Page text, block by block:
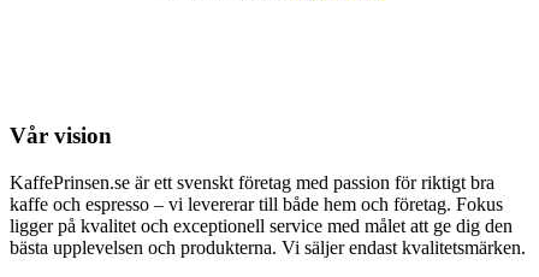
Vår vision
KaffePrinsen.se är ett svenskt företag med passion för riktigt bra
kaffe och espresso – vi levererar till både hem och företag. Fokus
ligger på kvalitet och exceptionell service med målet att ge dig den
bästa upplevelsen och produkterna. Vi säljer endast kvalitetsmärken.